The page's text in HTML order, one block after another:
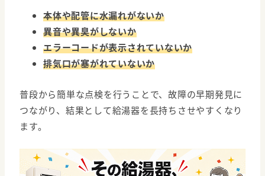
本体や配管に水漏れがないか
異音や異臭がしないか
エラーコードが表示されていないか
排気口が塞がれていないか
普段から簡単な点検を行うことで、故障の早期発見に
つながり、結果として給湯器を長持ちさせやすくなり
ます。